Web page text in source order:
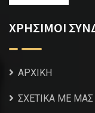
ΧΡΗΣΙΜΟΙ
ΑΡΧΙΚΗ
ΣΧΕΤΙΚΑ ΜΕ ΜΑΣ